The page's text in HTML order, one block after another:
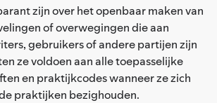
zijn over het openbaar maken van
of overwegingen die aan
gebruikers of andere partijen zijn
ze voldoen aan alle toepasselijke
en praktijkcodes wanneer ze zich
praktijken bezighouden.